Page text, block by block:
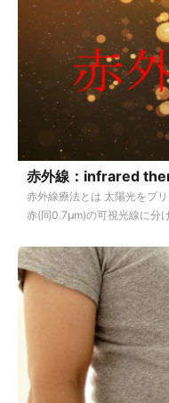
赤外線：infrared
赤外線療法とは 太陽光をプ
赤(同0.7μm)の可視光線に分